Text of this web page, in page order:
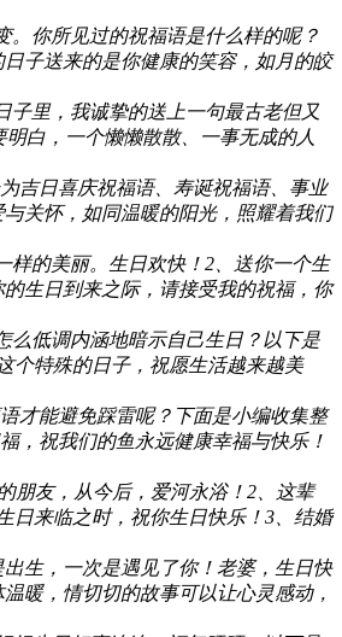
你所见过的祝福语是什么样的呢？
子送来的是你健康的笑容，如月的皎
子里，我诚挚的送上一句最古老但又
白，一个懒懒散散、一事无成的人
吉日喜庆祝福语、寿诞祝福语、事业
关怀，如同温暖的阳光，照耀着我们
样的美丽。生日欢快！2、送你一个生
生日到来之际，请接受我的祝福，你
么低调内涵地暗示自己生日？以下是
个特殊的日子，祝愿生活越来越美
才能避免踩雷呢？下面是小编收集整
，祝我们的鱼永远健康幸福与快乐！
朋友，从今后，爱河永浴！2、这辈
日来临之时，祝你生日快乐！3、结婚
生，一次是遇见了你！老婆，生日快
暖，情切切的故事可以让心灵感动，